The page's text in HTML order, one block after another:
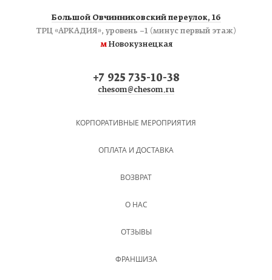
Большой Овчинниковский переулок, 16
ТРЦ «АРКАДИЯ», уровень −1 (минус первый этаж)
мНовокузнецкая
+7 925 735-10-38
chesom@chesom.ru
КОРПОРАТИВНЫЕ МЕРОПРИЯТИЯ
ОПЛАТА И ДОСТАВКА
ВОЗВРАТ
О НАС
ОТЗЫВЫ
ФРАНШИЗА